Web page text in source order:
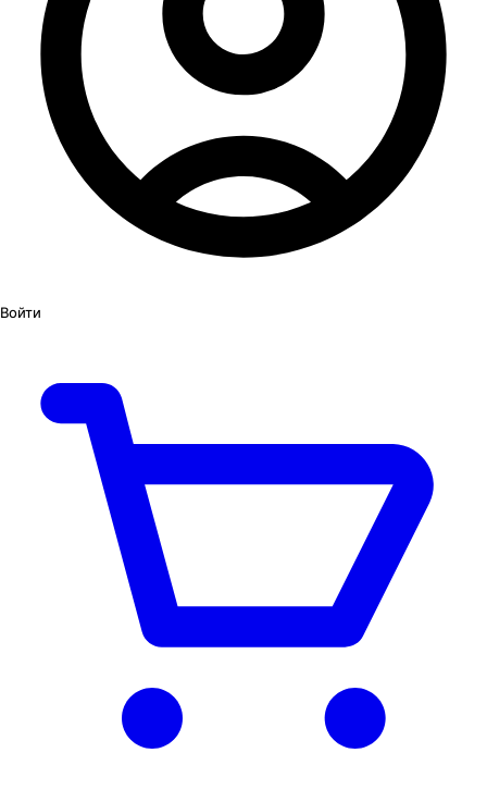
Войти